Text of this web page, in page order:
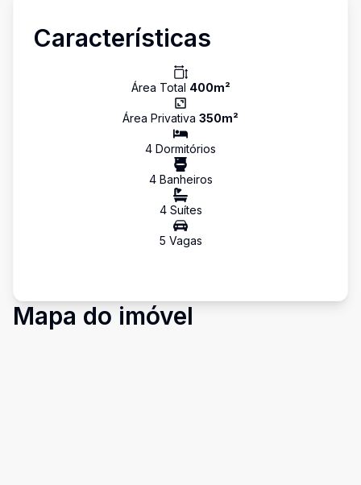
Características
Área Total 400m²
Área Privativa 350m²
4 Dormitórios
4Banheiros
4Suítes
5 Vagas
Mapa do imóvel